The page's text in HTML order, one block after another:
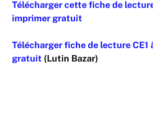
Télécharger cette fiche de
imprimer gratuit
Télécharger fiche de lecture CE1
gratuit (Lutin Bazar)